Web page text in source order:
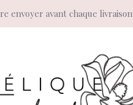
envoyer avant chaque livraison